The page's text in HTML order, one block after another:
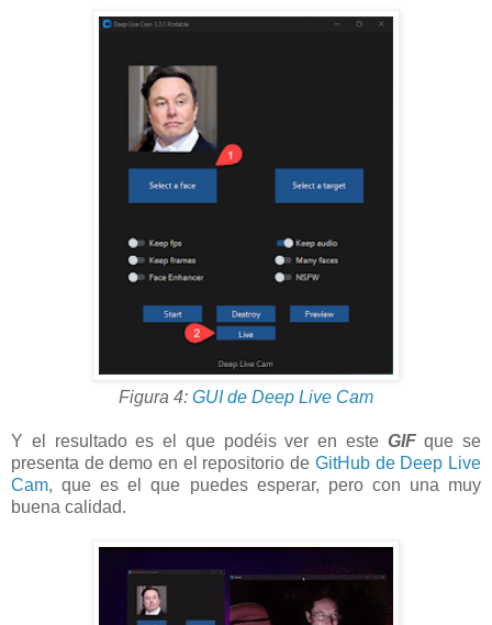
Figura 4: GUI de Deep Live Cam
Y el resultado es el que podéis ver en este GIFque se
presenta de demo en el repositorio de GitHub de Deep Live
Cam, que es el que puedes esperar, pero con una muy
buena calidad.